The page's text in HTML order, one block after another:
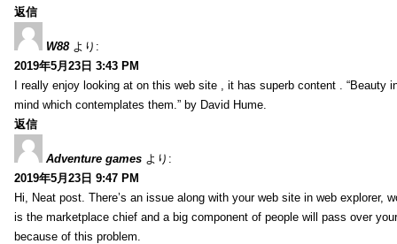
返信
W88 より:
2019年5月23日 3:43 PM
I really enjoy looking at on this web site , it has superb content . “Beauty
mind which contemplates them.” by David Hume.
返信
Adventure games より:
2019年5月23日 9:47 PM
Hi, Neat post. There’s an issue along with your web site in web explorer,
is the marketplace chief and a big component of people will pass over
because of this problem.